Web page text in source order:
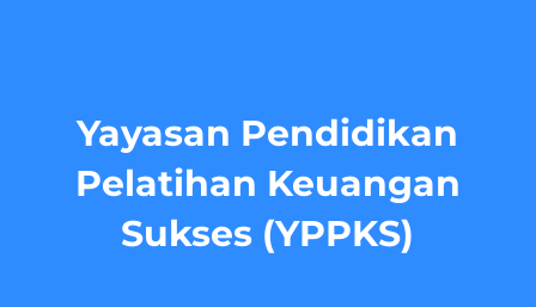
Yayasan Pendidikan
Pelatihan Keuangan
Sukses (YPPKS)